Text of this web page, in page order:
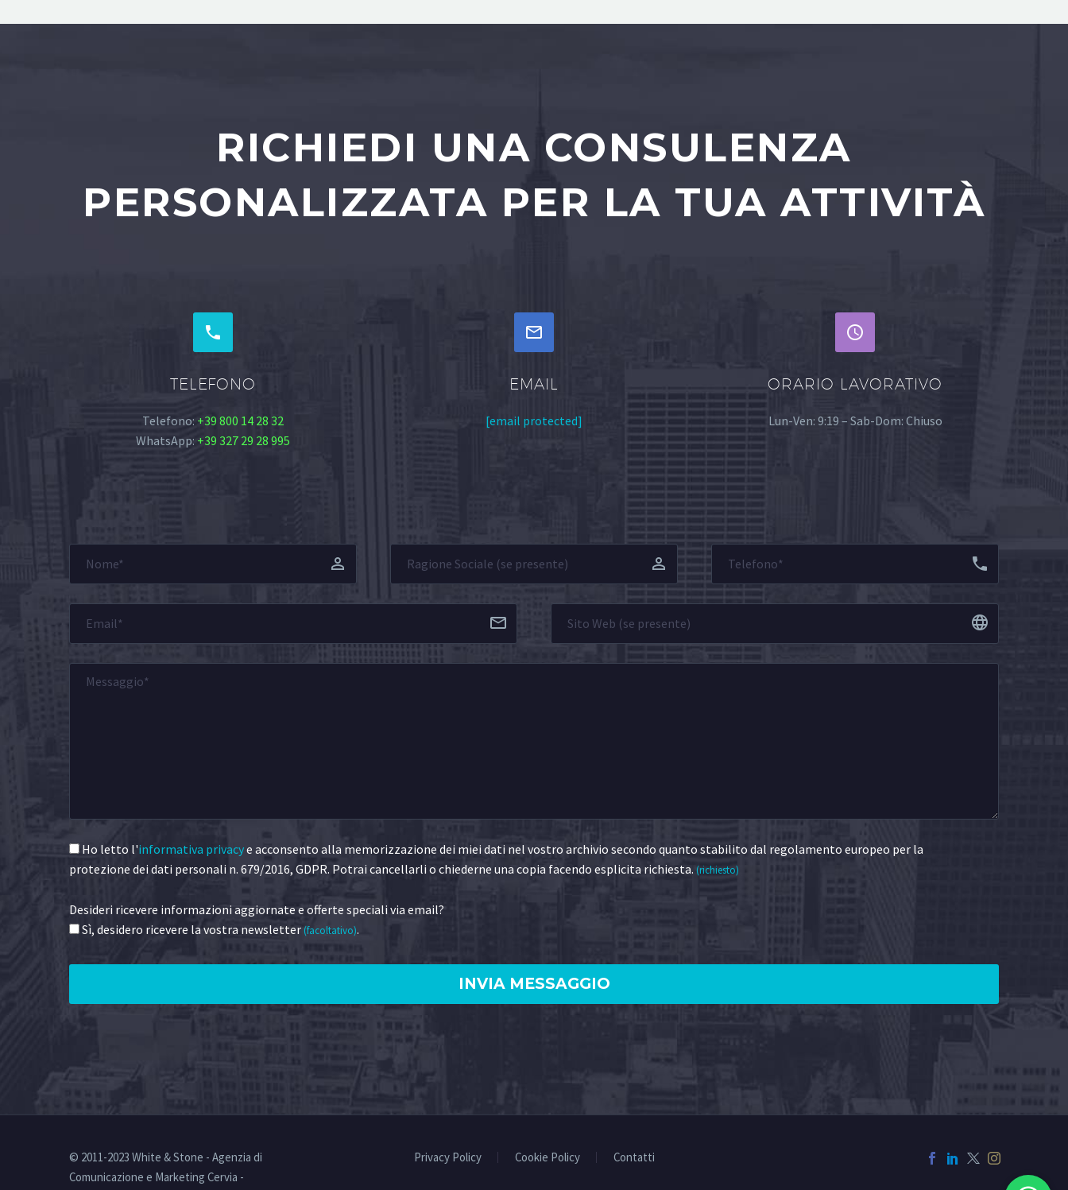
RICHIEDI UNA CONSULENZA
PERSONALIZZATA PER LA TUA ATTIVITÀ


TELEFONO
Telefono: +39 800 14 28 32
WhatsApp: +39 327 29 28 995


EMAIL
[email protected]


ORARIO LAVORATIVO
Lun-Ven: 9:19 – Sab-Dom: Chiuso
Ho letto l'informativa privacye acconsento alla memorizzazione dei miei dati nel vostro archivio secondo quanto stabilito dal regolamento europeo per la
protezione dei dati personali n. 679/2016, GDPR. Potrai cancellarli o chiederne una copia facendo esplicita richiesta. (richiesto)
Desideri ricevere informazioni aggiornate e offerte speciali via email?
Sì, desidero ricevere la vostra newsletter(facoltativo).
Privacy Policy Cookie Policy Contatti
© 2011-2023 White & Stone - Agenzia di
Comunicazione e Marketing Cervia -